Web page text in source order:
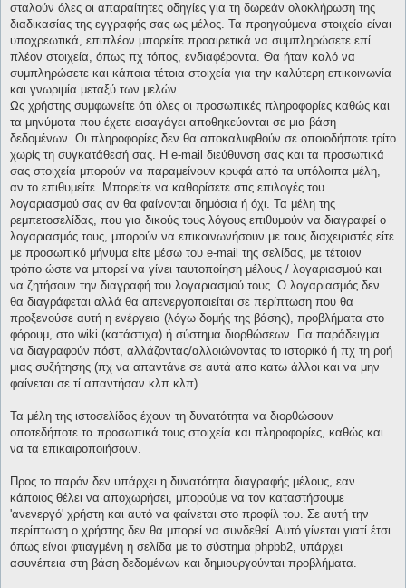
σταλούν όλες οι απαραίτητες οδηγίες για τη δωρεάν ολοκλήρωση της
διαδικασίας της εγγραφής σας ως μέλος. Τα προηγούμενα στοιχεία είναι
υποχρεωτικά, επιπλέον μπορείτε προαιρετικά να συμπληρώσετε επί
πλέον στοιχεία, όπως πχ τόπος, ενδιαφέροντα. Θα ήταν καλό να
συμπληρώσετε και κάποια τέτοια στοιχεία για την καλύτερη επικοινωνία
και γνωριμία μεταξύ των μελών.
Ως χρήστης συμφωνείτε ότι όλες οι προσωπικές πληροφορίες καθώς και
τα μηνύματα που έχετε εισαγάγει αποθηκεύονται σε μια βάση
δεδομένων. Οι πληροφορίες δεν θα αποκαλυφθούν σε οποιοδήποτε τρίτο
χωρίς τη συγκατάθεσή σας. Η e-mail διεύθυνση σας και τα προσωπικά
σας στοιχεία μπορούν να παραμείνουν κρυφά από τα υπόλοιπα μέλη,
αν το επιθυμείτε. Μπορείτε να καθορίσετε στις επιλογές του
λογαριασμού σας αν θα φαίνονται δημόσια ή όχι. Τα μέλη της
ρεμπετοσελίδας, που για δικούς τους λόγους επιθυμούν να διαγραφεί ο
λογαριασμός τους, μπορούν να επικοινωνήσουν με τους διαχειριστές είτε
με προσωπικό μήνυμα είτε μέσω του e-mail της σελίδας, με τέτοιον
τρόπο ώστε να μπορεί να γίνει ταυτοποίηση μέλους / λογαριασμού και
να ζητήσουν την διαγραφή του λογαριασμού τους. Ο λογαριασμός δεν
θα διαγράφεται αλλά θα απενεργοποιείται σε περίπτωση που θα
προξενούσε αυτή η ενέργεια (λόγω δομής της βάσης), προβλήματα στο
φόρουμ, στο wiki (κατάστιχα) ή σύστημα διορθώσεων. Για παράδειγμα
να διαγραφούν πόστ, αλλάζοντας/αλλοιώνοντας το ιστορικό ή πχ τη ροή
μιας συζήτησης (πχ να απαντάνε σε αυτά απο κατω άλλοι και να μην
φαίνεται σε τί απαντήσαν κλπ κλπ).
Τα μέλη της ιστοσελίδας έχουν τη δυνατότητα να διορθώσουν
οποτεδήποτε τα προσωπικά τους στοιχεία και πληροφορίες, καθώς και
να τα επικαιροποιήσουν.
Προς το παρόν δεν υπάρχει η δυνατότητα διαγραφής μέλους, εαν
κάποιος θέλει να αποχωρήσει, μπορούμε να τον καταστήσουμε
'ανενεργό' χρήστη και αυτό να φαίνεται στο προφίλ του. Σε αυτή την
περίπτωση ο χρήστης δεν θα μπορεί να συνδεθεί. Αυτό γίνεται γιατί έτσι
όπως είναι φτιαγμένη η σελίδα με το σύστημα phpbb2, υπάρχει
ασυνέπεια στη βάση δεδομένων και δημιουργούνται προβλήματα.